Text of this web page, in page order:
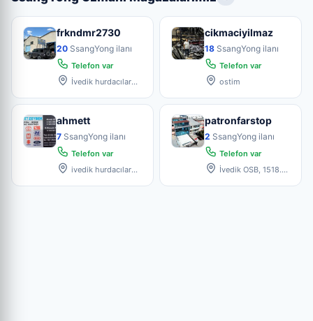
frkndmr2730
20 SsangYong ilanı
Telefon var
İvedik hurdacılar
no
cikmaciyilmaz
18 SsangYong ilanı
Telefon var
ostim
ahmett
7 SsangYong ilanı
Telefon var
ivedik hurdacılar
patronfarstop
2 SsangYong ilanı
Telefon var
İvedik OSB, 1518.